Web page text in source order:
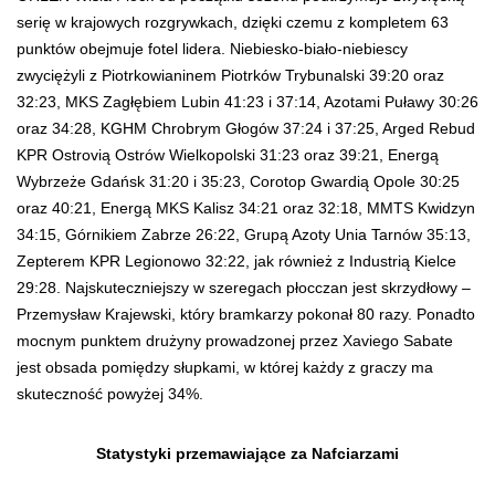
serię w krajowych rozgrywkach, dzięki czemu z kompletem 63
punktów obejmuje fotel lidera. Niebiesko-biało-niebiescy
zwyciężyli z Piotrkowianinem Piotrków Trybunalski 39:20 oraz
32:23, MKS Zagłębiem Lubin 41:23 i 37:14, Azotami Puławy 30:26
oraz 34:28, KGHM Chrobrym Głogów 37:24 i 37:25, Arged Rebud
KPR Ostrovią Ostrów Wielkopolski 31:23 oraz 39:21, Energą
Wybrzeże Gdańsk 31:20 i 35:23, Corotop Gwardią Opole 30:25
oraz 40:21, Energą MKS Kalisz 34:21 oraz 32:18, MMTS Kwidzyn
34:15, Górnikiem Zabrze 26:22, Grupą Azoty Unia Tarnów 35:13,
Zepterem KPR Legionowo 32:22, jak również z Industrią Kielce
29:28. Najskuteczniejszy w szeregach płocczan jest skrzydłowy –
Przemysław Krajewski, który bramkarzy pokonał 80 razy. Ponadto
mocnym punktem drużyny prowadzonej przez Xaviego Sabate
jest obsada pomiędzy słupkami, w której każdy z graczy ma
skuteczność powyżej 34%.
Statystyki przemawiające za Nafciarzami